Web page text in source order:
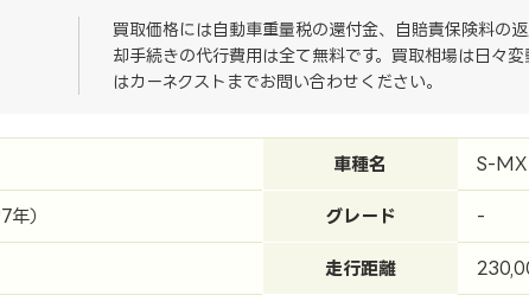
買取価格には自動車重量税の還付金、自賠責保険料の
却手続きの代行費用は全て無料です。買取相場は日々
はカーネクストまでお問い合わせください。
車種名 S-MX
） グレード -
走行距離